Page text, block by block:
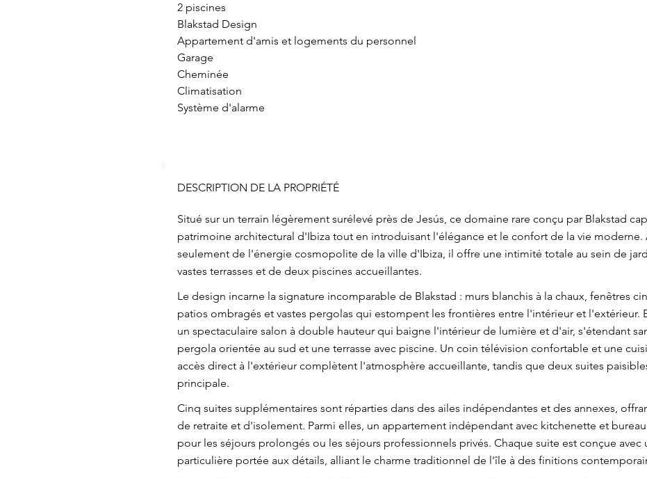
2 piscines
Blakstad Design
Appartement d'amis et logements du personnel
Garage
Cheminée
Climatisation
Système d'alarme
DESCRIPTION DE LA PROPRIÉTÉ
Situé sur un terrain légèrement surélevé près de Jesús, ce domaine rare conçu par Blakstad
patrimoine architectural d'Ibiza tout en introduisant l'élégance et le confort de la vie moderne.
seulement de l'énergie cosmopolite de la ville d'Ibiza, il offre une intimité totale au sein de
vastes terrasses et de deux piscines accueillantes.
Le design incarne la signature incomparable de Blakstad : murs blanchis à la chaux, fenêtres
patios ombragés et vastes pergolas qui estompent les frontières entre l'intérieur et l'extérieur.
un spectaculaire salon à double hauteur qui baigne l'intérieur de lumière et d'air, s'étendant
pergola orientée au sud et une terrasse avec piscine. Un coin télévision confortable et une
accès direct à l'extérieur complètent l'atmosphère accueillante, tandis que deux suites
principale.
Cinq suites supplémentaires sont réparties dans des ailes indépendantes et des annexes,
de retraite et d'isolement. Parmi elles, un appartement indépendant avec kitchenette et
pour les séjours prolongés ou les séjours professionnels privés. Chaque suite est conçue avec
particulière portée aux détails, alliant le charme traditionnel de l'île à des finitions